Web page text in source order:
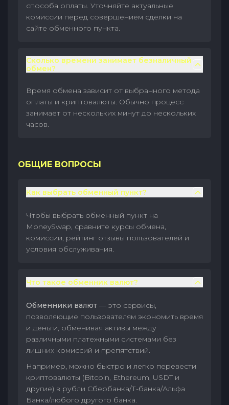
способа оплаты. Уточняйте актуальные
комиссии перед совершением сделки на
сайте обменного пункта.
Сколько времени занимает безналичный
обмен?
Время обмена зависит от выбранного метода
оплаты и криптовалюты. Обычно процесс
занимает от нескольких минут до нескольких
часов.
ОБЩИЕ ВОПРОСЫ
Как выбрать обменный пункт?
Чтобы выбрать обменный пункт на
MoneySwap, сравните курсы обмена,
комиссии, рейтинг отзывы пользователей и
условия обслуживания.
Что такое обменник валют?
Обменники валют — это сервисы,
позволяющие пользователям экономить время
и деньги, обменивая активы между
различными платежными системами без
лишних комиссий и препятствий.
Например, можно быстро и легко перевести
криптовалюты (Bitcoin, Ethereum, USDT и
другие) в рубли Сбербанка/Т-банка/Альфа
Банка/любого другого банка.